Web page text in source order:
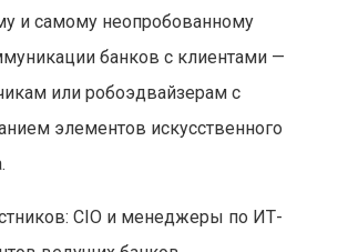
и самому неопробованному
банков с клиентами —
или робоэдвайзерам с
элементов искусственного
CIO и менеджеры по ИТ-